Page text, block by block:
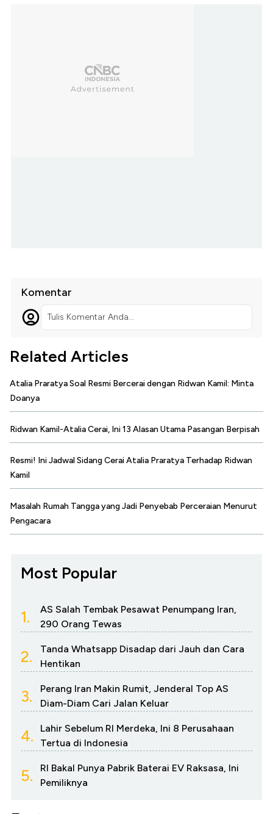
Komentar
Tulis Komentar Anda...
Related Articles
Atalia Praratya Soal Resmi Bercerai dengan Ridwan Kamil: Minta
Doanya
Ridwan Kamil-Atalia Cerai, Ini 13 Alasan Utama Pasangan Berpisah
Resmi! Ini Jadwal Sidang Cerai Atalia Praratya Terhadap Ridwan
Kamil
Masalah Rumah Tangga yang Jadi Penyebab Perceraian Menurut
Pengacara
Most Popular
1.
AS Salah Tembak Pesawat Penumpang Iran,
290 Orang Tewas
2.
Tanda Whatsapp Disadap dari Jauh dan Cara
Hentikan
3.
Perang Iran Makin Rumit, Jenderal Top AS
Diam-Diam Cari Jalan Keluar
4.
Lahir Sebelum RI Merdeka, Ini 8 Perusahaan
Tertua di Indonesia
5.
RI Bakal Punya Pabrik Baterai EV Raksasa, Ini
Pemiliknya